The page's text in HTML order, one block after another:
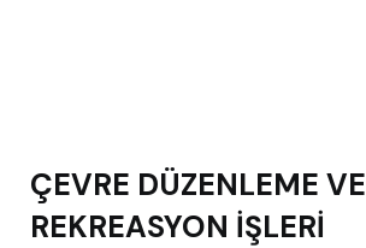
ÇEVRE DÜZENLEME VE
REKREASYON İŞLERİ